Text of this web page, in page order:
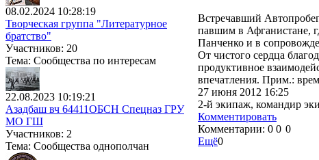
08.02.2024 10:28:19
Творческая группа "Литературное
братство"
Участников: 20
Тема: Сообщества по интересам
22.08.2023 10:19:21
Азадбаш вч 64411ОБСН Спецназ ГРУ
МО ГШ
Участников: 2
Тема: Сообщества однополчан
Встречавший
павшим в Афганистане,
Панченко и в
От чистого сердца
продуктивное
впечатления. Прим.:
27 июня 2012 16:25
2-й экипаж, командир
Комментировать
Комментарии: 0 0 0
Ещё0